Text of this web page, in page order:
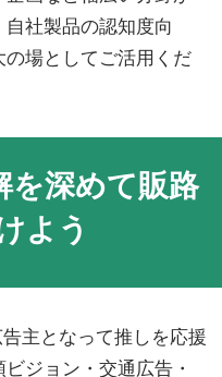
社製品の認知度向
場としてご活用くだ
を深めて販路
よう
主となって推しを応援
ジョン・交通広告・